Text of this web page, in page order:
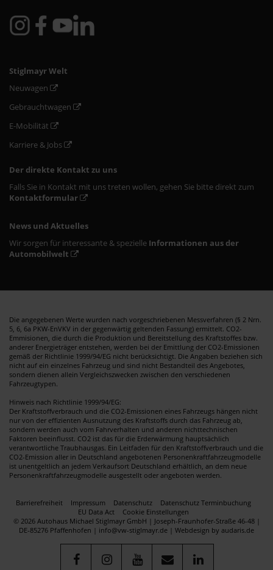
Stiglmayr Welt
Neuwagen
Gebrauchtwagen
E-Mobilität
Karriere & Jobs
Der direkte Kontakt zu uns
Falls Sie in Kontakt mit uns treten wollen, gehen Sie bitte direkt zum
Kontaktformular
News und Aktuelles
Wir sorgen für interessante & spezielle Informationen aus der
Automobilwelt
Die angegebenen Werte wurden nach vorgeschriebenen Messverfahren (§ 2 Nrn.
5, 6, 6a PKW-EnVKV in der gegenwärtig geltenden Fassung) ermittelt. CO2-
Emmisionen, die durch die Produktion und Bereitstellung des Kraftstoffes bzw.
anderer Energieträger entstehen, werden bei der Emittlung der CO2-Emissionen
gemäß der Richtlinie 1999/94/EG nicht berücksichtigt. Die Angaben beziehen sich
nicht auf ein einzelnes Fahrzeug und sind nicht Bestandteil des Angebotes,
sondern dienen allein Vergleichszwecken zwischen den verschiedenen
Fahrzeugtypen.
Hinweis nach Richtlinie 1999/94/EG:
Der Kraftstoffverbrauch und die CO2-Emissionen eines Fahrzeugs hängen nicht
nur von der effizienten Ausnutzung des Kraftstoffs durch das Fahrzeug ab,
sondern werden auch vom Fahrverhalten und anderen nichttechnischen
Faktoren beeinflusst. CO2 ist das für die Erderwärmung hauptsächlich
verantwortliche Traubhausgas. Ein Leitfaden für den Kraftstoffverbrauch und die
CO2-Emission aller in Deutschland angebotenen Personenkraftfahrzeugmodelle
ist unentgeltlich an jedem Verkaufsort Deutschland erhältlich, an dem neue
Personenkraftfahrzeugmodelle ausgestellt oder angeboten werden.
Barrierefreiheit Impressum Datenschutz
Datenschutz Terminbuchung
EU Data Act
Cookie Einstellungen
© 2026 Autohaus Michael Stiglmayr GmbH | Joseph-Fraunhofer-Straße 46-48 |
DE-85276 Pfaffenhofen | info@vw-stiglmayr.de | Webdesign by audaris.de